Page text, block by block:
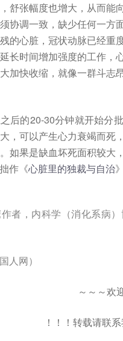
舒张幅度也增大，从而能
协调一致，缺少任何一方
的心脏，冠状动脉已经重
长时间增加强度的工作
加快收缩，就像一群斗
后的20-30分钟就开始分
，可以产生心力衰竭而死
如果是缺血坏死面积较大
作《心脏里的独裁与自治
者，内科学（消化系病
人网）
～～～欢
！！！转载请联